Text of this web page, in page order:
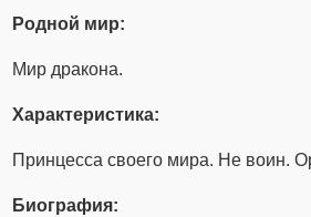
Родной мир:
Мир дракона.
Характеристика:
Принцесса своего мира. Не воин.
Биография: